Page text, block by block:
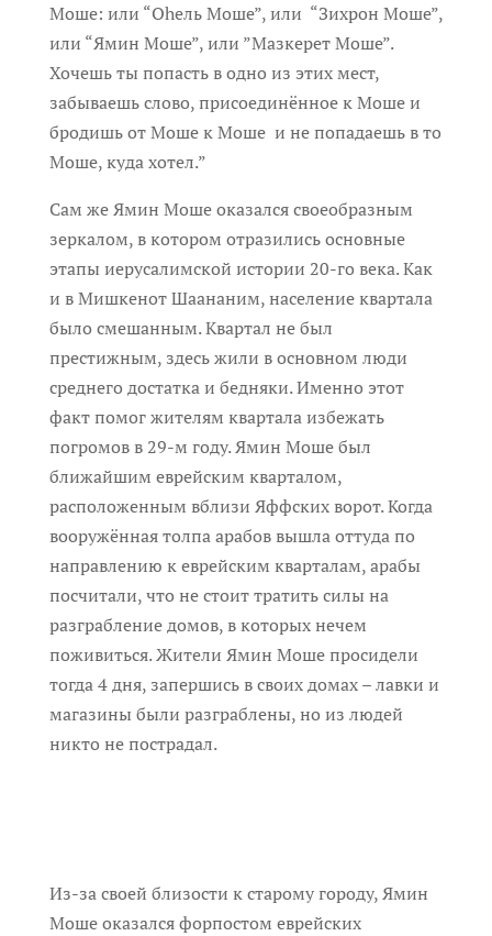
Моше: или “Оhель Моше”, или “Зихрон Моше”,
или “Ямин Моше”, или ”Мазкерет Моше”.
Хочешь ты попасть в одно из этих мест,
забываешь слово, присоединённое к Моше и
бродишь от Моше к Моше и не попадаешь в то
Моше, куда хотел.”
Сам же Ямин Моше оказался своеобразным
зеркалом, в котором отразились основные
этапы иерусалимской истории 20-го века. Как
и в Мишкенот Шаананим, население квартала
было смешанным. Квартал не был
престижным, здесь жили в основном люди
среднего достатка и бедняки. Именно этот
факт помог жителям квартала избежать
погромов в 29-м году. Ямин Моше был
ближайшим еврейским кварталом,
расположенным вблизи Яффских ворот. Когда
вооружённая толпа арабов вышла оттуда по
направлению к еврейским кварталам, арабы
посчитали, что не стоит тратить силы на
разграбление домов, в которых нечем
поживиться. Жители Ямин Моше просидели
тогда 4 дня, запершись в своих домах – лавки и
магазины были разграблены, но из людей
никто не пострадал.
Из-за своей близости к старому городу, Ямин
Моше оказался форпостом еврейских